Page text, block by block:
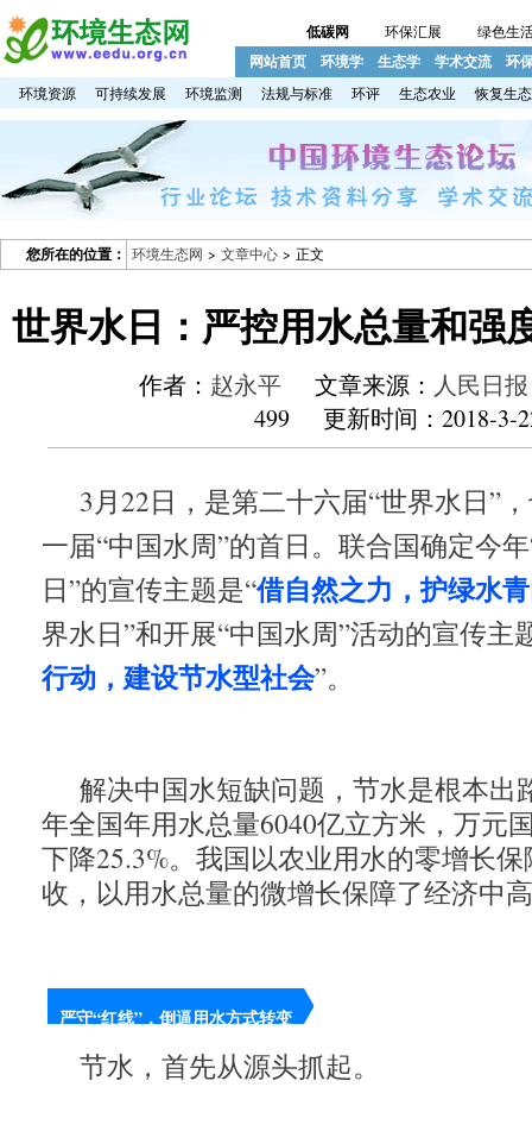
低碳网 环保汇展 绿色生
网站首页 环境学 生态学 学术交流 环
环境资源 可持续发展 环境监测 法规与标准 环评 生态农业 恢复生态
您所在的位置： 环境生态网 > 文章中心 > 正文
世界水日：严控用水总量和强
作者： 赵永平 文章来源： 人民日报
499 更新时间：2018-3-
3月22日，是第二十六届“世界水日”
一届“中国水周”的首日。联合国确定今
日”的宣传主题是“借自然之力，护绿水
界水日”和开展“中国水周”活动的宣传主
行动，建设节水型社会”。
解决中国水短缺问题，节水是根本出
年全国年用水总量6040亿立方米，万元
下降25.3%。我国以农业用水的零增长
收，以用水总量的微增长保障了经济中
严守“红线”，倒逼用水方式转变
节水，首先从源头抓起。